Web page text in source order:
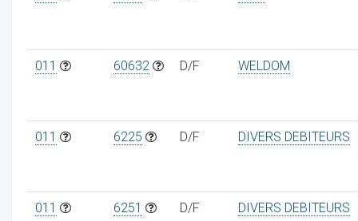
011 60632 D/F WELDOM
011 6225 D/F DIVERS DEBITEURS
011 6251 D/F DIVERS DEBITEURS